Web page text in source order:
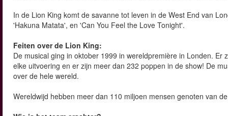
In de Lion King komt de savanne tot leven in de West End van
'Hakuna Matata', en 'Can You Feel the Love Tonight'.
Feiten over de Lion King:
De musical ging in oktober 1999 in wereldpremière in Londen.
elke uitvoering en er zijn meer dan 232 poppen in de show! De
over de hele wereld.
Wereldwijd hebben meer dan 110 miljoen mensen genoten van